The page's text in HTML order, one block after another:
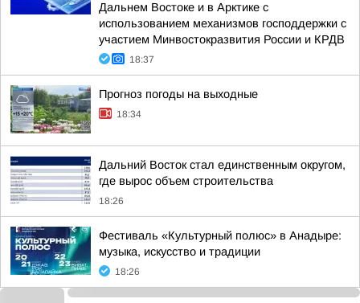
Дальнем Востоке и в Арктике с
использованием механизмов господдержки с
участием Минвостокразвития России и КРДВ
18:37
Прогноз погоды на выходные
18:34
Дальний Восток стал единственным округом,
где вырос объем строительства
18:26
Фестиваль «Культурный полюс» в Анадыре:
музыка, искусство и традиции
18:26